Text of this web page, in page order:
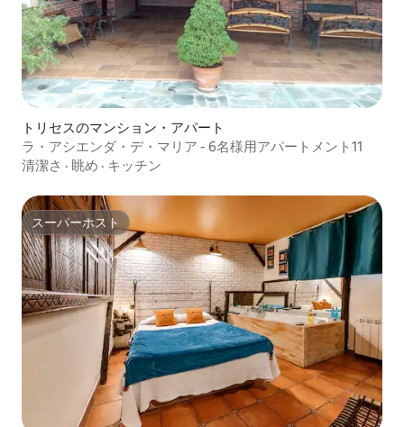
トリセスのマンション・アパート
ラ・アシエンダ・デ・マリア - 6名様用アパートメント11
清潔さ · 眺め · キッチン
スーパーホスト
スーパーホスト